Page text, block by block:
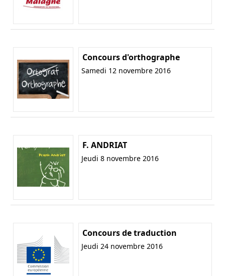
Concours d'orthographe
Samedi 12 novembre 2016
F. ANDRIAT
Jeudi 8 novembre 2016
Concours de traduction
Jeudi 24 novembre 2016